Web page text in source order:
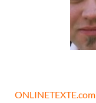
ONLINETEXTE.com